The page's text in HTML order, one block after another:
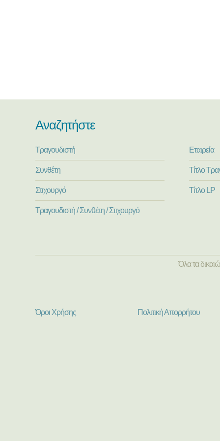
Αναζητήστε
Τραγουδιστή
Συνθέτη
Στιχουργό
Τραγουδιστή / Συνθέτη / Στιχουργό
Εταιρεία
Τίτλο
Τίτλο LP
Όλα τα
Όροι Χρήσης Πολιτική Απορρήτου